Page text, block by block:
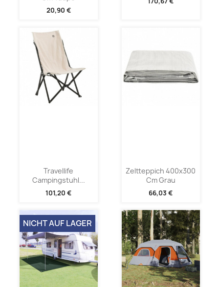
20,90 €
Travellife
Campingstuhl...
101,20 €
Zeltteppich 400x300
Cm Grau
66,03 €
NICHT AUF LAGER